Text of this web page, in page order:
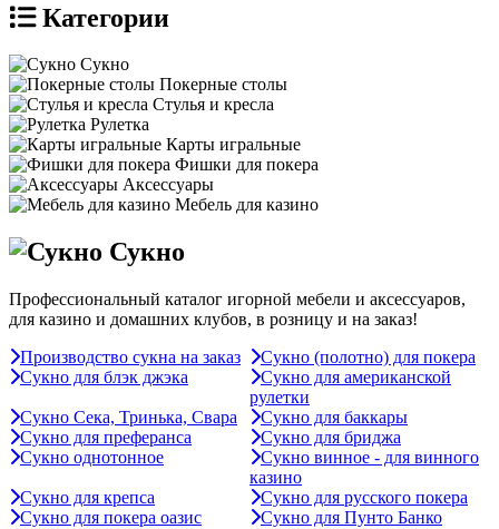
Категории
Сукно
Покерные столы
Стулья и кресла
Рулетка
Карты игральные
Фишки для покера
Аксессуары
Мебель для казино
Сукно
Профессиональный каталог игорной мебели и аксессуаров,
для казино и домашних клубов, в розницу и на заказ!
Производство сукна на заказ
Сукно (полотно) для покера
Сукно для блэк джэка
Сукно для американской
рулетки
Сукно Сека, Тринька, Свара
Сукно для баккары
Сукно для преферанса
Сукно для бриджа
Сукно однотонное
Сукно винное - для винного
казино
Сукно для крепса
Сукно для русского покера
Сукно для покера оазис
Сукно для Пунто Банко